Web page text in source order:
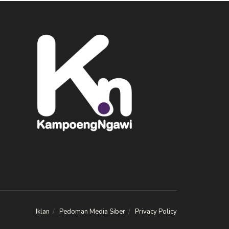
Iklan Pedoman Media Siber Privacy Policy